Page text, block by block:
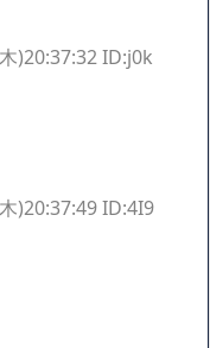
)20:37:32 ID:j0k
)20:37:49 ID:4I9